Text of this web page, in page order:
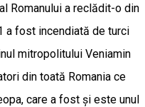
Romanului a reclădit-o din
a fost incendiată de turci
mitropolitului Veniamin
din toată Romania ce
care a fost și este unul